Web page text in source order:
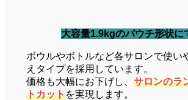
大容量1.9kgのパウチ形状に
ボウルやボトルなど各サロンで使い
えタイプを採用しています。
価格も大幅にお下げし、 サロンのラ
トカットを実現します。